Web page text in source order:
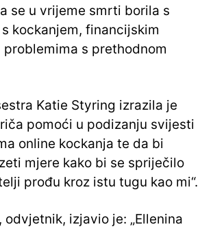
se u vrijeme smrti borila s
kockanjem, financijskim
s prethodnom
Katie Styring izrazila je
pomoći u podizanju svijesti
online kockanja te da bi
mjere kako bi se spriječilo
prođu kroz istu tugu kao mi“.
odvjetnik, izjavio je: „Ellenina